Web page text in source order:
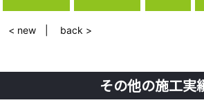
< new back >
その他の施工実